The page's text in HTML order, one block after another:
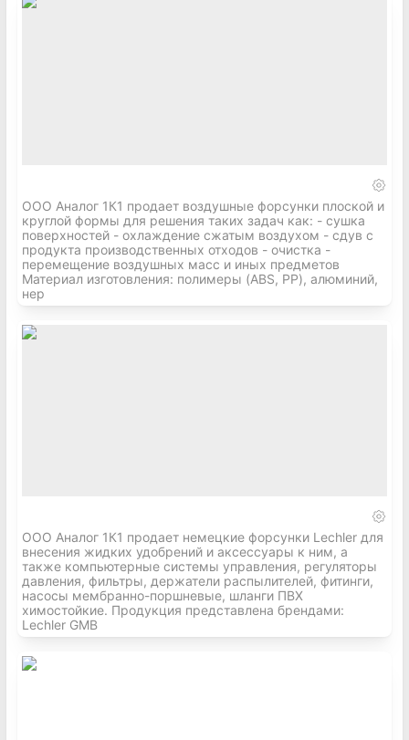
ООО Аналог 1К1 продает воздушные форсунки плоской и
круглой формы для решения таких задач как: - сушка
поверхностей - охлаждение сжатым воздухом - сдув с
продукта производственных отходов - очистка -
перемещение воздушных масс и иных предметов
Материал изготовления: полимеры (ABS, PP), алюминий,
нер
ООО Аналог 1К1 продает немецкие форсунки Lechler для
внесения жидких удобрений и аксессуары к ним, а
также компьютерные системы управления, регуляторы
давления, фильтры, держатели распылителей, фитинги,
насосы мембранно-поршневые, шланги ПВХ
химостойкие. Продукция представлена брендами:
Lechler GMB